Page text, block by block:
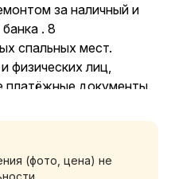
за наличный и
. 8
спальных мест.
физических лиц,
документы.
СВЧ печь, стиральная
принадлежности,
(фото, цена) не